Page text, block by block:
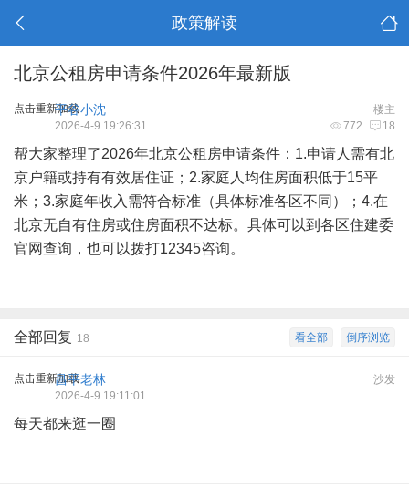
政策解读
北京公租房申请条件2026年最新版
点击重新加载 楼主
平谷小沈
772 18
2026-4-9 19:26:31
帮大家整理了2026年北京公租房申请条件：1.申请人需有北
京户籍或持有有效居住证；2.家庭人均住房面积低于15平
米；3.家庭年收入需符合标准（具体标准各区不同）；4.在
北京无自有住房或住房面积不达标。具体可以到各区住建委
官网查询，也可以拨打12345咨询。
倒序浏览
看全部
全部回复 18
点击重新加载 沙发
昌平老林
2026-4-9 19:11:01
每天都来逛一圈